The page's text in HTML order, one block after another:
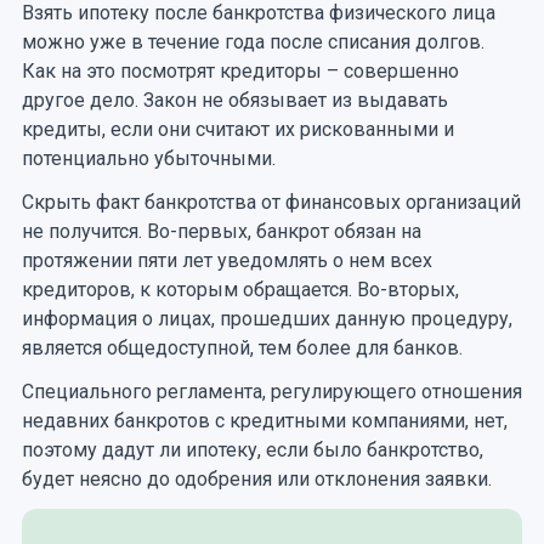
Взять ипотеку после банкротства физического лица
можно уже в течение года после списания долгов.
Как на это посмотрят кредиторы – совершенно
другое дело. Закон не обязывает из выдавать
кредиты, если они считают их рискованными и
потенциально убыточными.
Скрыть факт банкротства от финансовых организаций
не получится. Во-первых, банкрот обязан на
протяжении пяти лет уведомлять о нем всех
кредиторов, к которым обращается. Во-вторых,
информация о лицах, прошедших данную процедуру,
является общедоступной, тем более для банков.
Специального регламента, регулирующего отношения
недавних банкротов с кредитными компаниями, нет,
поэтому дадут ли ипотеку, если было банкротство,
будет неясно до одобрения или отклонения заявки.